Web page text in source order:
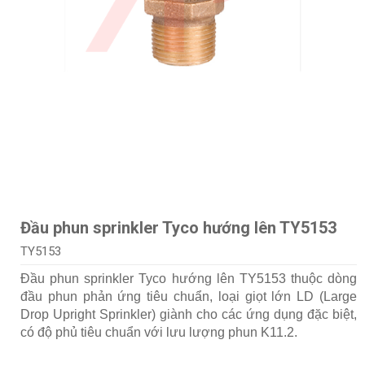
Đầu phun sprinkler Tyco hướng lên TY5153
TY5153
Đầu phun sprinkler Tyco hướng lên TY5153 thuộc dòng
đầu phun phản ứng tiêu chuẩn, loại giọt lớn LD (Large
Drop Upright Sprinkler) giành cho các ứng dụng đặc biệt,
có độ phủ tiêu chuẩn với lưu lượng phun K11.2.